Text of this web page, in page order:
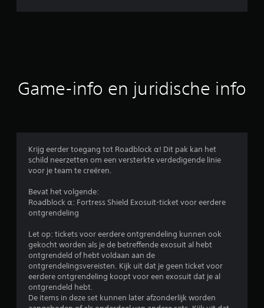
o
e
n
Game-info en juridische info
Krijg eerder toegang tot Roadblock α! Dit pak kan het
schild neerzetten om een versterkte verdedigende linie
voor je team te creëren.
Bevat het volgende:
Roadblock α: Fortress Shield Exosuit-ticket voor eerdere
ontgrendeling
Let op: tickets voor eerdere ontgrendeling kunnen ook
gekocht worden als je de betreffende exosuit al hebt
ontgrendeld of hebt voldaan aan de
ontgrendelingsvereisten. Kijk uit dat je geen ticket voor
eerdere ontgrendeling koopt voor een exosuit dat je al
ontgrendeld hebt.
De items in deze set kunnen later afzonderlijk worden